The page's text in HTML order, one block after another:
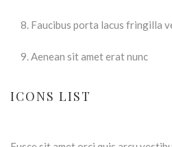
Faucibus porta lacus fringilla
Aenean sit amet erat nunc
ICONS LIST